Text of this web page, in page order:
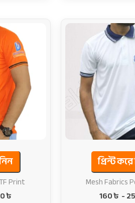
Print
৳
প্রিন্ট
Mesh Fabrics
160৳ -